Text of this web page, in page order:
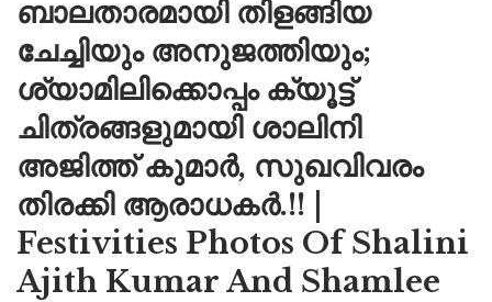
ബാലതാരമായി തിളങ്ങിയ
ചേച്ചിയും അനുജത്തിയും;
ശ്യാമിലിക്കൊപ്പം ക്യൂട്ട്
ചിത്രങ്ങളുമായി ശാലിനി
അജിത്ത് കുമാർ, സുഖവിവരം
തിരക്കി ആരാധകർ.!! |
Festivities Photos Of Shalini
Ajith Kumar And Shamlee